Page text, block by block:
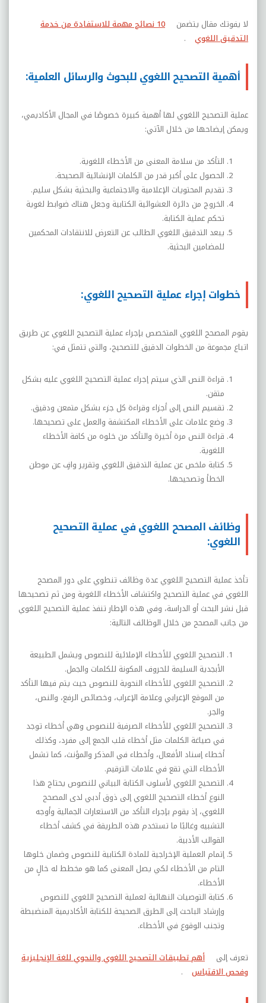
لا يفوتك مقال يتضمن
10 نصائح مهمة للاستفادة من خدمة
التدقيق اللغوي
.
أهمية التصحيح اللغوي للبحوث والرسائل العلمية:
عملية التصحيح اللغوي لها أهمية كبيرة خصوصًا في المجال الأكاديمي،
ويمكن إيضاحها من خلال الآتي:
التأكد من سلامة المعنى من الأخطاء اللغوية.
الحصول على أكبر قدر من الكلمات الإنشائية الصحيحة.
تقديم المحتويات الإعلامية والاجتماعية والبحثية بشكل سليم.
الخروج من دائرة العشوائية الكتابية وجعل هناك ضوابط لغوية
تحكم عملية الكتابة.
يبعد التدقيق اللغوي الطالب عن التعرض للانتقادات المحكمين
للمضامين البحثية.
خطوات إجراء عملية التصحيح اللغوي:
يقوم المصحح اللغوي المتخصص بإجراء عملية التصحيح اللغوي عن طريق
اتباع مجموعة من الخطوات الدقيق للتصحيح، والتي تتمثل في:
قراءة النص الذي سيتم إجراء عملية التصحيح اللغوي عليه بشكل
متقن.
تقسيم النص إلى أجزاء وقراءة كل جزء بشكل متمعن ودقيق.
وضع علامات على الأخطاء المكتشفة والعمل على تصحيحها.
قراءة النص مرة أخيرة والتأكد من خلوه من كافة الأخطاء
اللغوية.
كتابة ملخص عن عملية التدقيق اللغوي وتقرير وافٍ عن موطن
الخطأ وتصحيحها.
وظائف المصحح اللغوي في عملية التصحيح
اللغوي:
تأخذ عملية التصحيح اللغوي عدة وظائف تنطوي على دور المصحح
اللغوي في عملية التصحيح واكتشاف الأخطاء اللغوية ومن ثم تصحيحها
قبل نشر البحث أو الدراسة، وفي هذه الإطار تنفذ عملية التصحيح اللغوي
من جانب المصحح من خلال الوظائف التالية:
التصحيح اللغوي للأخطاء الإملائية للنصوص ويشمل الطبيعة
الأبجدية السليمة للحروف المكونة للكلمات والجمل.
التصحيح اللغوي للأخطاء النحوية للنصوص حيث يتم فيها التأكد
من الموقع الإعرابي وعلامة الإعراب، وخصائص الرفع، والنص،
والجر.
التصحيح اللغوي للأخطاء الصرفية للنصوص وهي أخطاء توجد
في صياغة الكلمات مثل أخطاء قلب الجمع إلى مفرد، وكذلك
أخطاء إسناد الأفعال، وأخطاء في المذكر والمؤنث، كما تشمل
الأخطاء التي تقع في علامات الترقيم.
التصحيح اللغوي لأسلوب الكتابة البياني للنصوص يحتاج هذا
النوع أخطاء التصحيح اللغوي إلى ذوق أدبي لدى المصحح
اللغوي، إذ يقوم بإجراء التأكد من الاستعارات الجمالية وأوجه
التشبيه وغالبًا ما تستخدم هذه الطريقة في كشف أخطاء
القوالب الأدبية.
إتمام العملية الإخراجية للمادة الكتابية للنصوص وضمان خلوها
التام من الأخطاء لكي يصل المعنى كما هو مخطط له خالٍ من
الأخطاء.
كتابة التوصيات النهائية لعملية التصحيح اللغوي للنصوص
وإرشاد الباحث إلى الطرق الصحيحة للكتابة الأكاديمية المنضبطة
وتجنب الوقوع في الأخطاء.
تعرف إلى
أهم تطبيقات التصحيح اللغوي والنحوي للغة الإنجليزية
وفحص الاقتباس
.